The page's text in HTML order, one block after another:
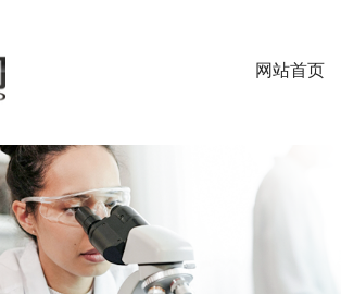
网站首页